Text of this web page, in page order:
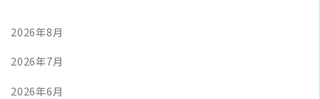
2026年8月
2026年7月
2026年6月